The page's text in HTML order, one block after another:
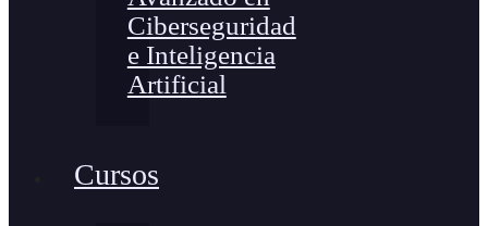
Ciberseguridad
e Inteligencia
Artificial
Cursos